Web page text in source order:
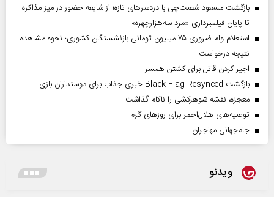
بازگشت مسعود شصت‌چی با دردسر‌های تازه؛ از شایعه حضور در میز مذاکره
تا پایان فیلمبرداری «مرد سه‌هزارچهره»
استعلام وام ضروری ۷۵ میلیون تومانی بازنشستگان کشوری؛ نحوه مشاهده
نتیجه درخواست
اجیر کردن قاتل برای کشتن همسر!
بازگشت Black Flag Resynced خبری جذاب برای دوستداران بازی
معجزه، نقشه شوهرکشی را ناکام گذاشت
توصیه‌های هلال‌احمر برای روز‌های گرم
جام‌جهانی مهاجران
ویدئو